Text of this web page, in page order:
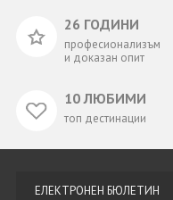
26 ГОДИНИ
професионализъм
и доказан опит
10 ЛЮБИМИ
топ дестинации
ЕЛЕКТРОНЕН БЮЛЕТИН